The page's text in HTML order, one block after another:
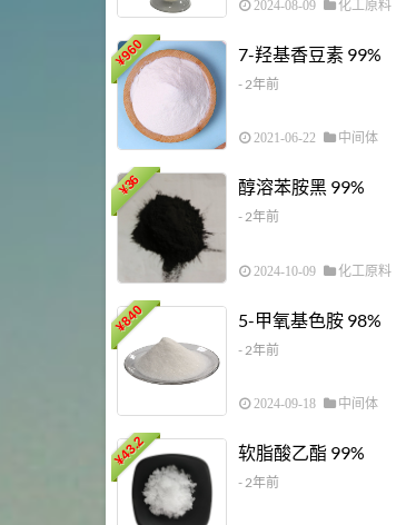
2024-08-09 化工原料
¥
960 7-羟基香豆素 99%
- 2年前
2021-06-22 中间体
¥
36 醇溶苯胺黑 99%
- 2年前
2024-10-09 化工原料
¥
840 5-甲氧基色胺 98%
- 2年前
2024-09-18 中间体
¥
43.2 软脂酸乙酯 99%
- 2年前